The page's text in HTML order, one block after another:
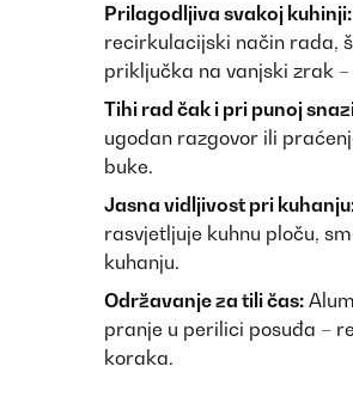
Prilagodljiva svakoj kuhinji:
recirkulacijski način rada,
priključka na vanjski zrak
Tihi rad čak i pri punoj
ugodan razgovor ili
buke.
Jasna vidljivost pri
rasvjetljuje kuhnu ploču,
kuhanju.
Održavanje za tili čas:
pranje u perilici posuđa –
koraka.